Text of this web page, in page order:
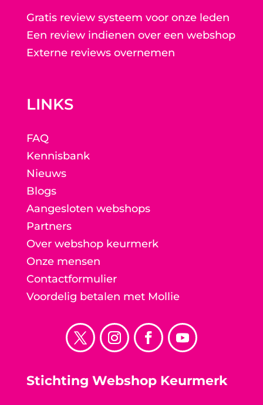
Gratis review systeem voor onze leden
Een review indienen over een webshop
Externe reviews overnemen
LINKS
FAQ
Kennisbank
Nieuws
Blogs
Aangesloten webshops
Partners
Over webshop keurmerk
Onze mensen
Contactformulier
Voordelig betalen met Mollie
Stichting Webshop Keurmerk